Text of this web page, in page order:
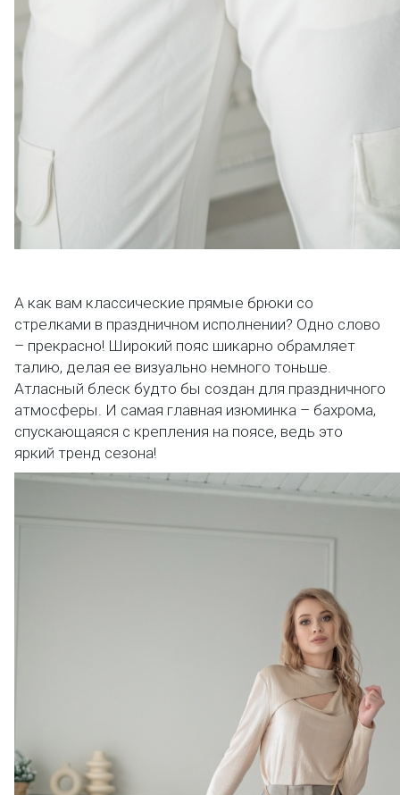
А как вам классические прямые брюки со
стрелками в праздничном исполнении? Одно слово
– прекрасно! Широкий пояс шикарно обрамляет
талию, делая ее визуально немного тоньше.
Атласный блеск будто бы создан для праздничного
атмосферы. И самая главная изюминка – бахрома,
спускающаяся с крепления на поясе, ведь это
яркий тренд сезона!